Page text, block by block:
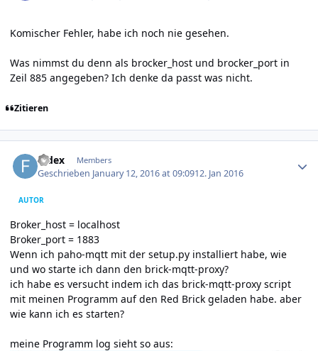
Komischer Fehler, habe ich noch nie gesehen.
Was nimmst du denn als brocker_host und brocker_port in
Zeil 885 angegeben? Ich denke da passt was nicht.
Zitieren
fedex Members
Geschrieben January 12, 2016 at 09:0912. Jan 2016
AUTOR
Broker_host = localhost
Broker_port = 1883
Wenn ich paho-mqtt mit der setup.py installiert habe, wie
und wo starte ich dann den brick-mqtt-proxy?
ich habe es versucht indem ich das brick-mqtt-proxy script
mit meinen Programm auf den Red Brick geladen habe. aber
wie kann ich es starten?
meine Programm log sieht so aus: